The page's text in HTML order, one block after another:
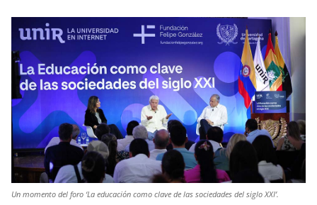
Un momento del foro ‘La educación como clave de las sociedades del siglo XXI’.